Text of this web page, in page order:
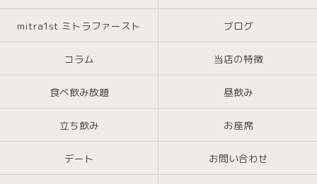
mitra1st ミトラファースト ブログ
コラム 当店の特徴
食べ飲み放題 昼飲み
立ち飲み お座席
デート お問い合わせ